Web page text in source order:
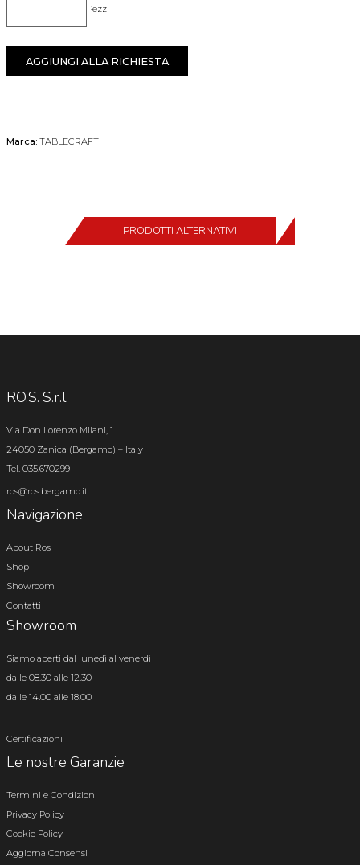
Quantità Pezzi
AGGIUNGI ALLA RICHIESTA
Marca: TABLECRAFT
PRODOTTI ALTERNATIVI
RO.S. S.r.l.
Via Don Lorenzo Milani, 1
24050 Zanica (Bergamo) – Italy
Tel. 035.670299
ros@ros.bergamo.it
Navigazione
About Ros
Shop
Showroom
Contatti
Showroom
Siamo aperti dal lunedì al venerdì
dalle 08.30 alle 12.30
dalle 14.00 alle 18.00
Certificazioni
Le nostre Garanzie
Termini e Condizioni
Privacy Policy
Cookie Policy
Aggiorna Consensi